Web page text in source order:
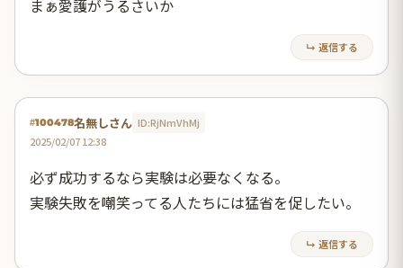
まぁ愛護がうるさいか
↳ 返信する
#100478名無しさん ID:RjNmVhMj
2025/02/07 12:38
必ず成功するなら実験は必要なくなる。
実験失敗を嘲笑ってる人たちには猛省を促したい。
↳ 返信する